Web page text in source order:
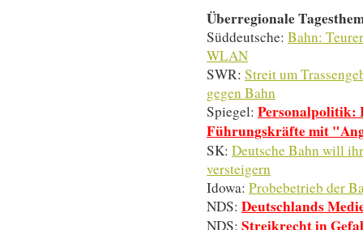
Überregionale
Süddeutsche: Bahn:
WLAN
SWR: Streit um
gegen Bahn
Spiegel: Personalpolitik:
Führungskräfte mit
SK: Deutsche Bahn will
versteigern
Idowa: Probebetrieb der
NDS: Deutschlands
NDS: Streikrecht in